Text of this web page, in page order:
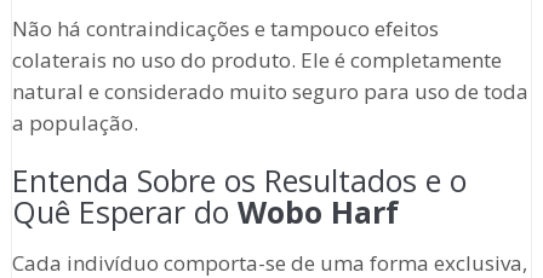
Não há contraindicações e tampouco efeitos
colaterais no uso do produto. Ele é completamente
natural e considerado muito seguro para uso de toda
a população.
Entenda Sobre os Resultados e o
Quê Esperar do Wobo Harf
Cada indivíduo comporta-se de uma forma exclusiva,